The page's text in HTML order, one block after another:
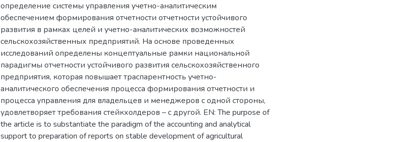
определение системы управления учетно-аналитическим
обеспечением формирования отчетности отчетности устойчивого
развития в рамках целей и учетно-аналитических возможностей
сельскохозяйственных предприятий. На основе проведенных
исследований определены концептуальные рамки национальной
парадигмы отчетности устойчивого развития сельскохозяйственного
предприятия, которая повышает траспарентность учетно-
аналитического обеспечения процесса формирования отчетности и
процесса управления для владельцев и менеджеров с одной стороны,
удовлетворяет требования стейкхолдеров – с другой. EN: The purpose of
the article is to substantiate the paradigm of the accounting and analytical
support to preparation of reports on stable development of agricultural